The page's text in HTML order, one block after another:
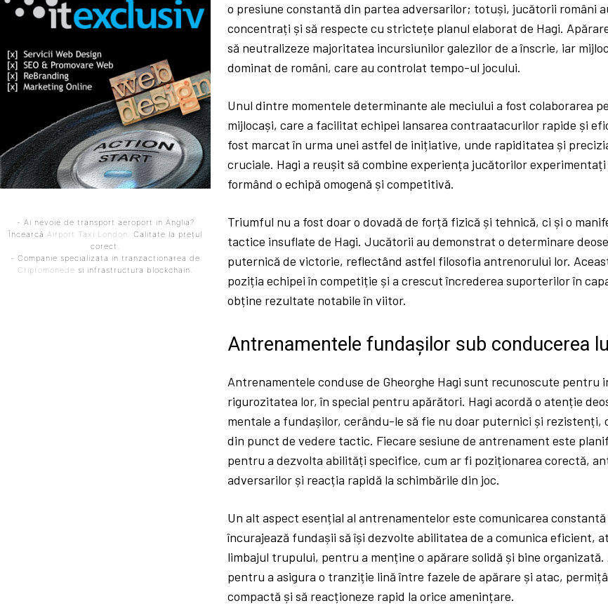
- Ai nevoie de transport aeroport in Anglia?
ÎncearcăAirport Taxi London . Calitate la prețul
corect.
- Companie specializata in tranzactionarea de
Criptomonede si infrastructura blockchain.
o presiune constantă din partea adversarilor; totuși, jucătorii români
concentrați și să respecte cu strictețe planul elaborat de Hagi.
să neutralizeze majoritatea incursiunilor galezilor de a înscrie, iar
dominat de români, care au controlat tempo-ul jocului.
Unul dintre momentele determinante ale meciului a fost colaborarea
mijlocași, care a facilitat echipei lansarea contraatacurilor rapide și
fost marcat în urma unei astfel de inițiative, unde rapiditatea și
cruciale. Hagi a reușit să combine experiența jucătorilor
formând o echipă omogenă și competitivă.
Triumful nu a fost doar o dovadă de forță fizică și tehnică, ci și o
tactice insuflate de Hagi. Jucătorii au demonstrat o determinare
puternică de victorie, reflectând astfel filosofia antrenorului lor.
poziția echipei în competiție și a crescut încrederea suporterilor în
obține rezultate notabile în viitor.
Antrenamentele fundașilor sub conducerea
Antrenamentele conduse de Gheorghe Hagi sunt recunoscute pentru
rigurozitatea lor, în special pentru apărători. Hagi acordă o atenție
mentale a fundașilor, cerându-le să fie nu doar puternici și rezistenți,
din punct de vedere tactic. Fiecare sesiune de antrenament este
pentru a dezvolta abilități specifice, cum ar fi poziționarea corectă,
adversarilor și reacția rapidă la schimbările din joc.
Un alt aspect esențial al antrenamentelor este comunicarea
încurajează fundașii să își dezvolte abilitatea de a comunica eficient,
limbajul trupului, pentru a menține o apărare solidă și bine
pentru a asigura o tranziție lină între fazele de apărare și atac,
compactă și să reacționeze rapid la orice amenințare.